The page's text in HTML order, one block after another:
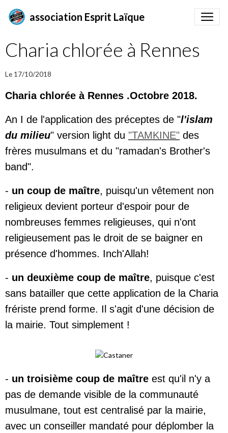
association Esprit Laïque
Charia chlorée à Rennes
Le 17/10/2018
Charia chlorée à Rennes .Octobre 2018.
An I de l'application des préceptes de "l'islam
du milieu" version light du "TAMKINE" des
frères musulmans et du "ramadan's Brother's
band".
- un coup de maître, puisqu'un vêtement non
religieux devient porteur d'espoir pour de
nombreuses femmes religieuses, qui n'ont
religieusement pas le droit de se baigner en
présence d'hommes. Inch'Allah!
- un deuxième coup de maître, puisque c'est
sans batailler que cette application de la Charia
frériste prend forme. Il s'agit d'une décision de
la mairie. Tout simplement !
- un troisième coup de maître est qu'il n'y a
pas de demande visible de la communauté
musulmane, tout est centralisé par la mairie,
avec un conseiller mandaté pour déplomber la